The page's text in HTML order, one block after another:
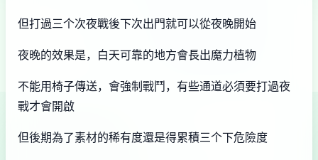
但打過三个次夜戰後下次出門就可以從夜晚開始
夜晚的效果是，白天可靠的地方會長出魔力植物
不能用椅子傳送，會強制戰鬥，有些通道必須要打過夜
戰才會開啟
但後期為了素材的稀有度還是得累積三个下危險度